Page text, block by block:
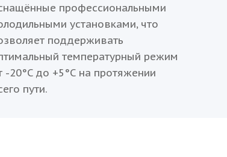
профессиональными
установками, что
поддерживать
температурный режим
-20°C до +5°C на протяжении
пути.